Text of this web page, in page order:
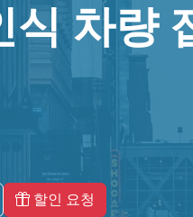
차량
할인 요청